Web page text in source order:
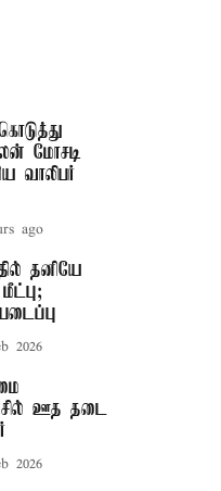
மோசடி
வாலிபர்
ago
தனியே
2026
ஊத தடை
2026